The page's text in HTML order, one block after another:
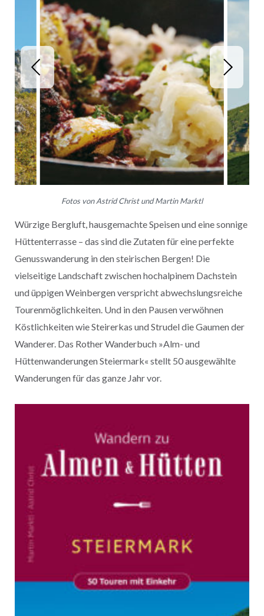
Fotos von Astrid Christ und Martin Marktl
Würzige Bergluft, hausgemachte Speisen und eine sonnige
Hüttenterrasse – das sind die Zutaten für eine perfekte
Genusswanderung in den steirischen Bergen! Die
vielseitige Landschaft zwischen hochalpinem Dachstein
und üppigen Weinbergen verspricht abwechslungsreiche
Tourenmöglichkeiten. Und in den Pausen verwöhnen
Köstlichkeiten wie Steirerkas und Strudel die Gaumen der
Wanderer. Das Rother Wanderbuch »Alm- und
Hüttenwanderungen Steiermark« stellt 50 ausgewählte
Wanderungen für das ganze Jahr vor.